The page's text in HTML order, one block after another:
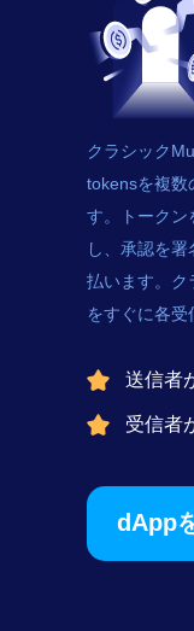
クラシック
tokensを複数
す。トークン
し、承認を
払います。ク
をすぐに各受
送信者
受信者
dApp